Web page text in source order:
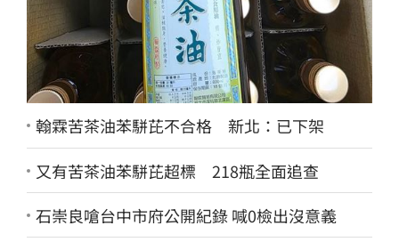
翰霖苦茶油苯駢芘不合格 新北：已下架
又有苦茶油苯駢芘超標 218瓶全面追查
石崇良嗆台中市府公開紀錄 喊0檢出沒意義